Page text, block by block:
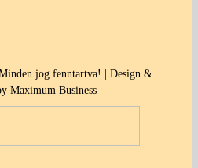
jog fenntartva! | Design &
Maximum Business